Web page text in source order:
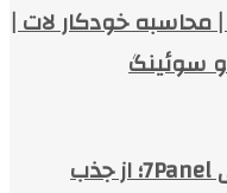
خودکار لات |
و سوئینگ
خدمات شبکه‌های اجتماعی 7Panel؛ از جذب